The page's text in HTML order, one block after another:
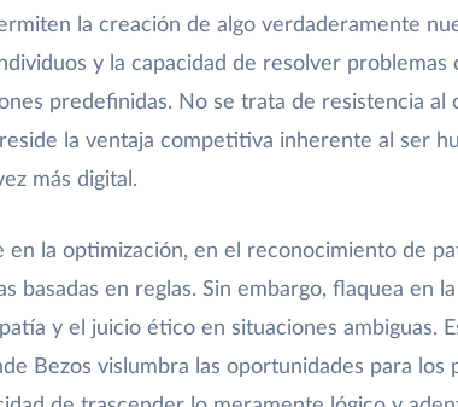
la creación de algo verdaderamente
y la capacidad de resolver problemas
predefinidas. No se trata de resistencia al
la ventaja competitiva inherente al ser
más digital.
en la optimización, en el reconocimiento de
basadas en reglas. Sin embargo, flaquea en
y el juicio ético en situaciones ambiguas.
Bezos vislumbra las oportunidades para los